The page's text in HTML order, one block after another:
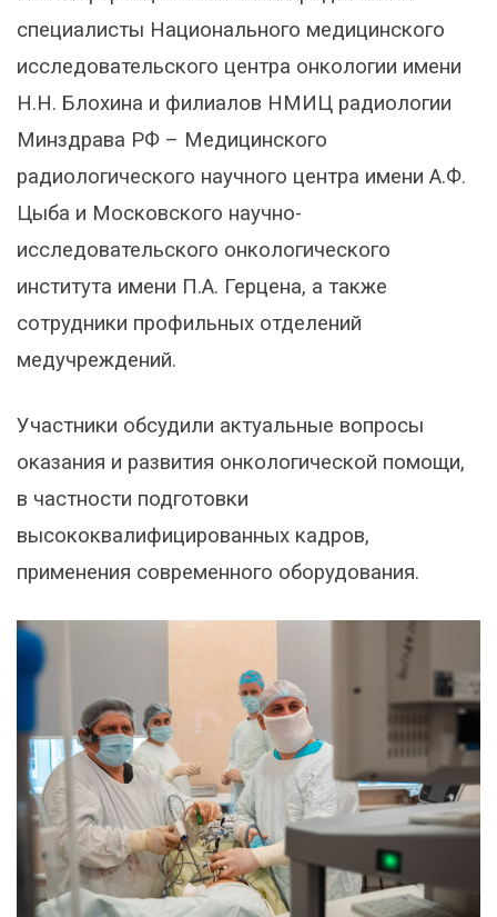
специалисты Национального медицинского
исследовательского центра онкологии имени
Н.Н. Блохина и филиалов НМИЦ радиологии
Минздрава РФ – Медицинского
радиологического научного центра имени А.Ф.
Цыба и Московского научно-
исследовательского онкологического
института имени П.А. Герцена, а также
сотрудники профильных отделений
медучреждений.
Участники обсудили актуальные вопросы
оказания и развития онкологической помощи,
в частности подготовки
высококвалифицированных кадров,
применения современного оборудования.